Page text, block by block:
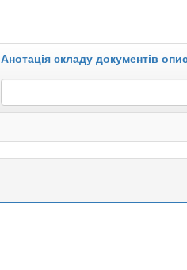
Анотація складу документів